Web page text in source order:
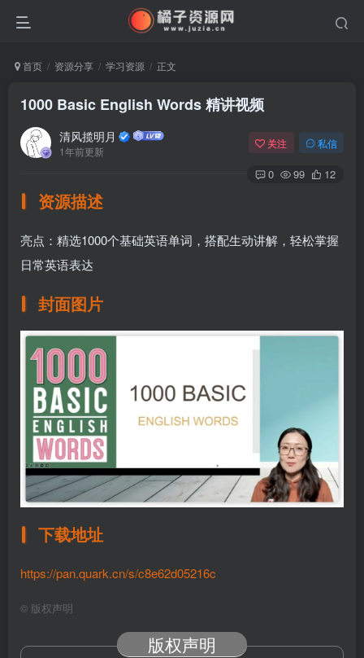
首页 资源分享 学习资源 正文
1000 Basic English Words 精讲视频
清风揽明月
1年前更新
关注 私信
0 99 12
资源描述
亮点：精选1000个基础英语单词，搭配生动讲解，轻松掌握
日常英语表达
封面图片
下载地址
https://pan.quark.cn/s/c8e62d05216c
© 版权声明
版权声明